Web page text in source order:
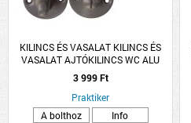
KILINCS ÉS VASALAT KILINCS ÉS
VASALAT AJTÓKILINCS WC ALU
SZÜRKE LANA ROZETTÁS
3 999 Ft
Praktiker
A bolthoz
Info